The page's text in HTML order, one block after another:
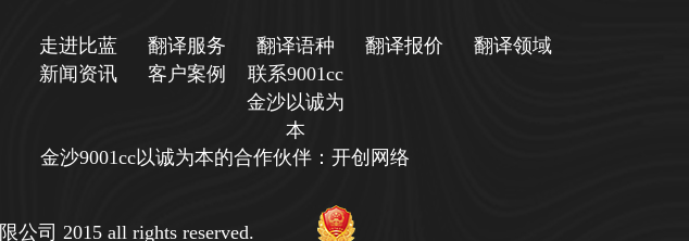
走进比蓝 翻译服务 翻译语种 翻译报价
翻译领域
新闻资讯
客户案例
联系9001cc
金沙以诚为
本
金沙9001cc以诚为本的合作伙伴：开创网络
司 2015 all rights reserved.